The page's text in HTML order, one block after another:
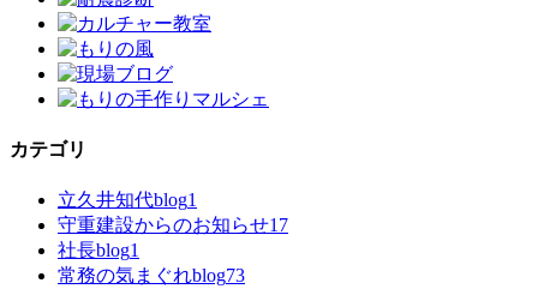
カテゴリ
立久井知代blog1
守重建設からのお知らせ17
社長blog1
常務の気まぐれblog73